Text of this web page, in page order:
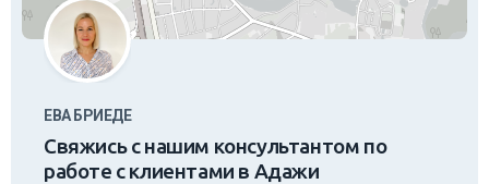
ЕВА БРИЕДЕ
Свяжись с нашим консультантом по
работе с клиентами в Адажи